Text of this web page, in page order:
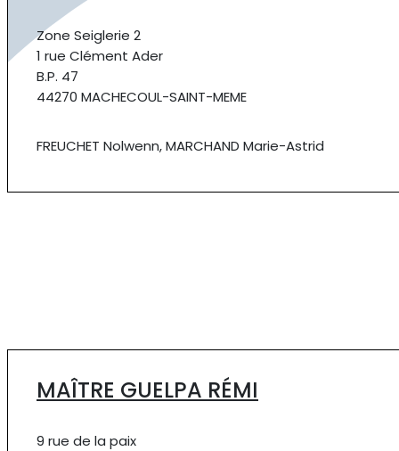
Zone Seiglerie 2
1 rue Clément Ader
B.P. 47
44270 MACHECOUL-SAINT-MEME
FREUCHET Nolwenn, MARCHAND Marie-Astrid
MAÎTRE GUELPA RÉMI
9 rue de la paix